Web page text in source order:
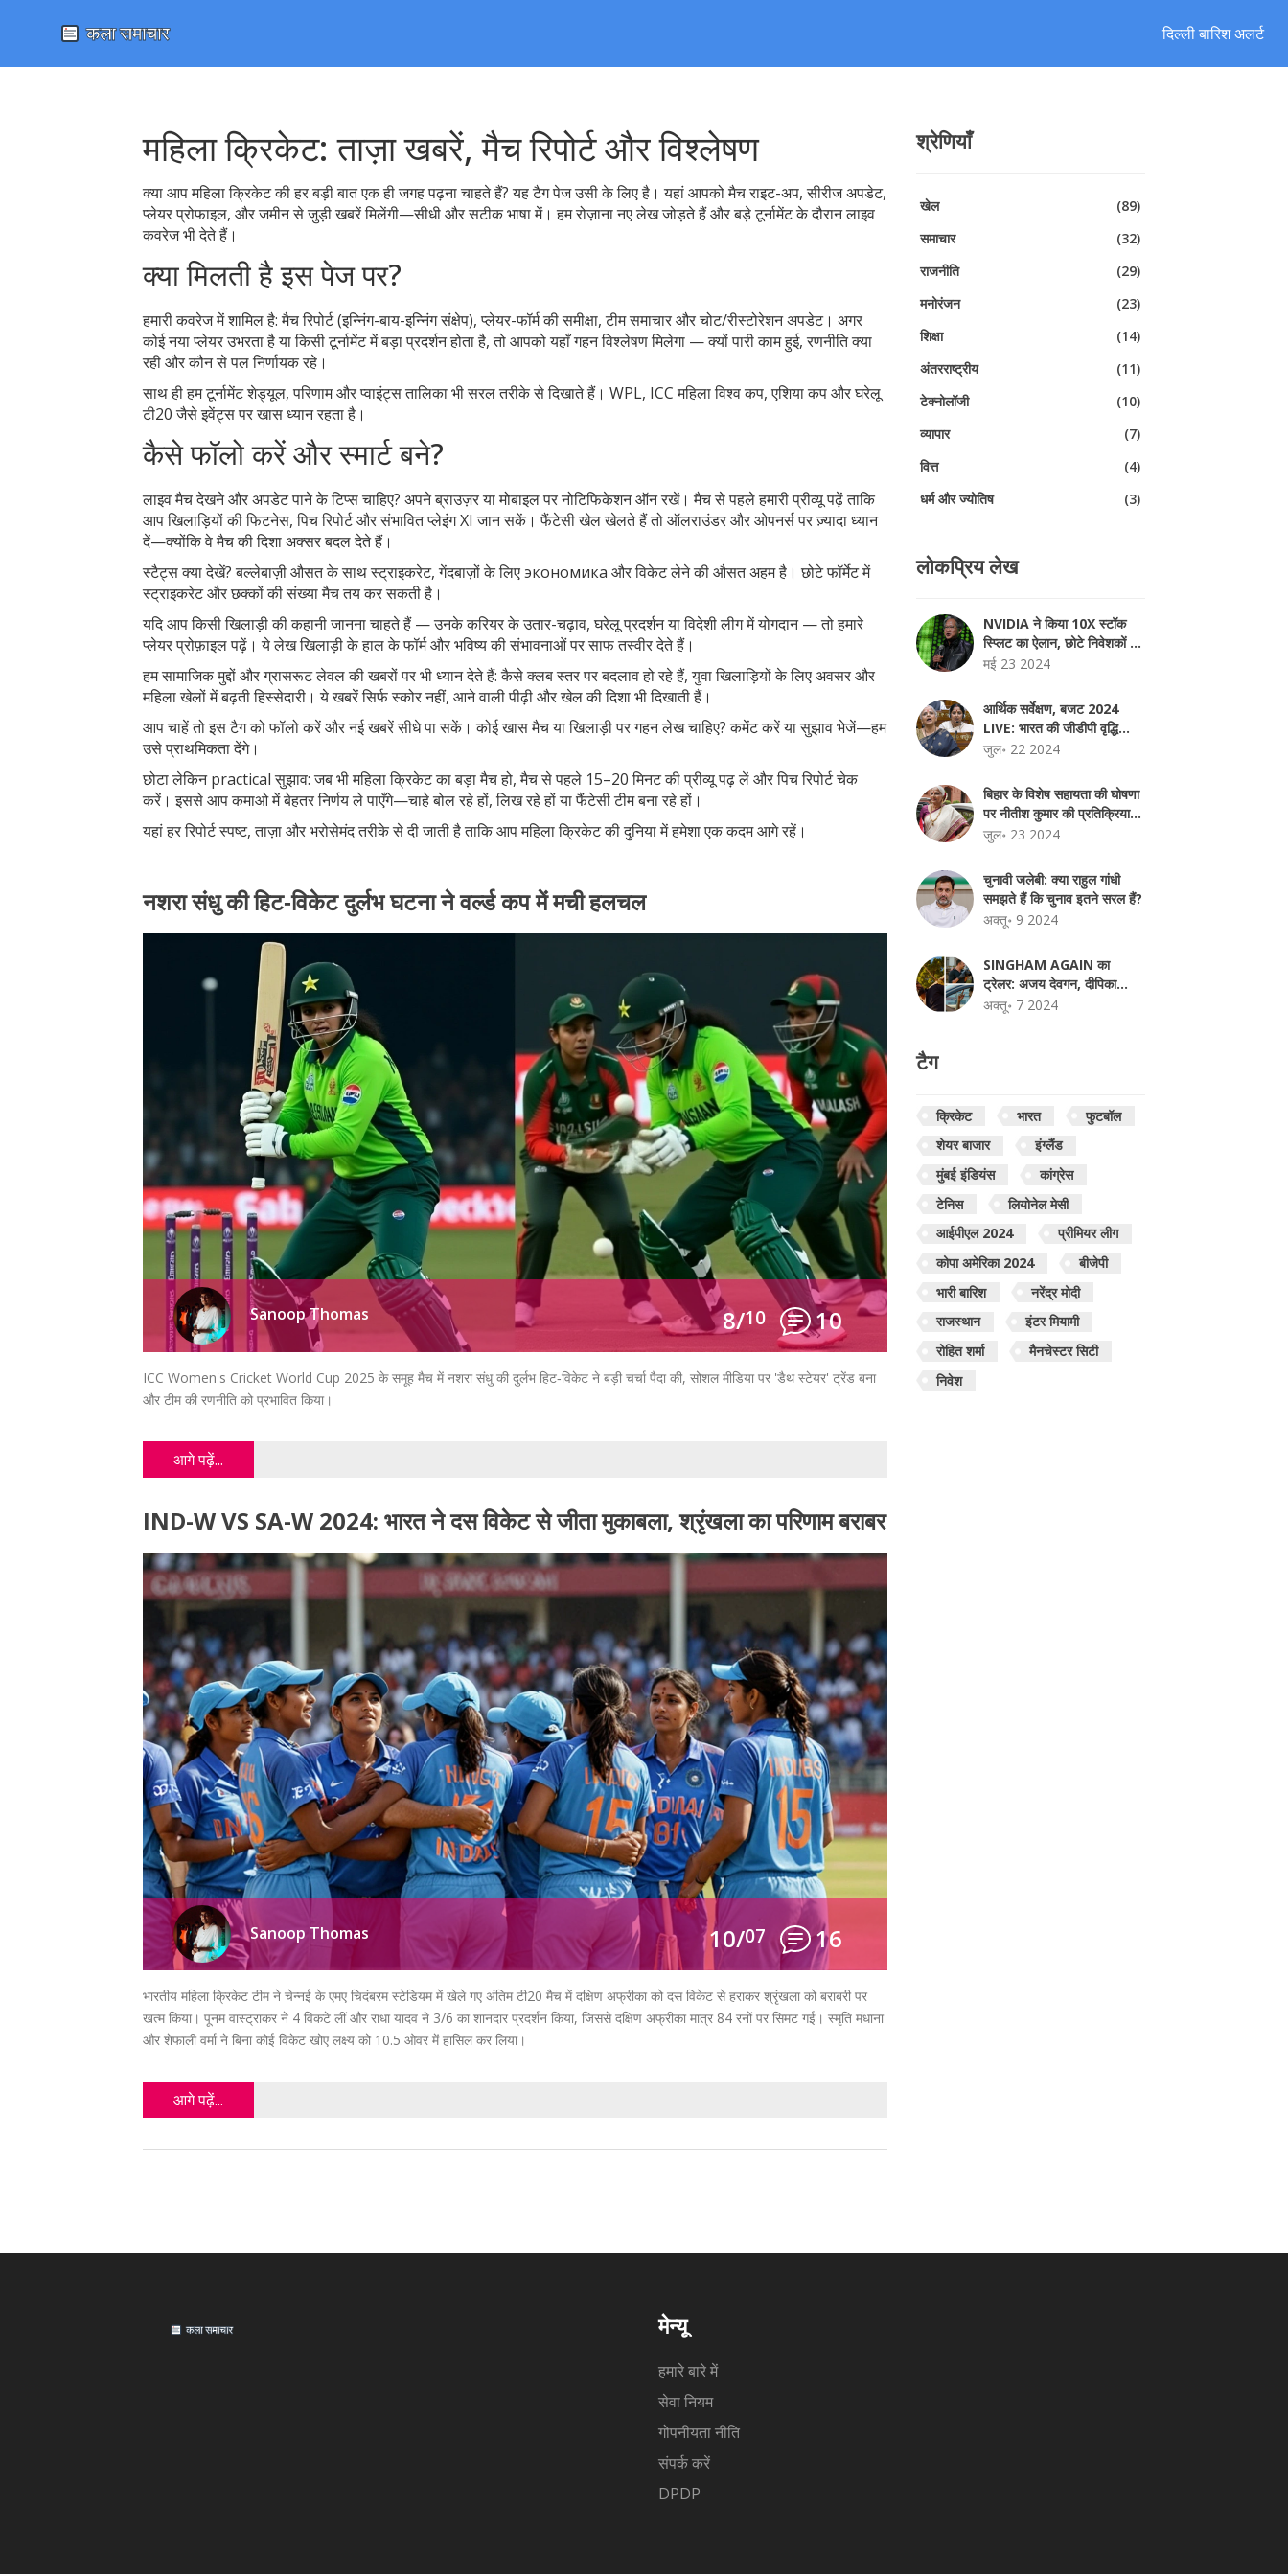
दिल्ली बारिश अलर्ट
महिला क्रिकेट: ताज़ा खबरें, मैच रिपोर्ट और विश्लेषण
क्या आप महिला क्रिकेट की हर बड़ी बात एक ही जगह पढ़ना चाहते हैं? यह टैग पेज उसी के लिए है। यहां आपको मैच राइट-अप, सीरीज अपडेट,
प्लेयर प्रोफाइल, और जमीन से जुड़ी खबरें मिलेंगी—सीधी और सटीक भाषा में। हम रोज़ाना नए लेख जोड़ते हैं और बड़े टूर्नामेंट के दौरान लाइव
कवरेज भी देते हैं।
क्या मिलती है इस पेज पर?
हमारी कवरेज में शामिल है: मैच रिपोर्ट (इन्निंग-बाय-इन्निंग संक्षेप), प्लेयर-फॉर्म की समीक्षा, टीम समाचार और चोट/रीस्टोरेशन अपडेट। अगर
कोई नया प्लेयर उभरता है या किसी टूर्नामेंट में बड़ा प्रदर्शन होता है, तो आपको यहाँ गहन विश्लेषण मिलेगा — क्यों पारी काम हुई, रणनीति क्या
रही और कौन से पल निर्णायक रहे।
साथ ही हम टूर्नामेंट शेड्यूल, परिणाम और प्वाइंट्स तालिका भी सरल तरीके से दिखाते हैं। WPL, ICC महिला विश्व कप, एशिया कप और घरेलू
टी20 जैसे इवेंट्स पर खास ध्यान रहता है।
कैसे फॉलो करें और स्मार्ट बने?
लाइव मैच देखने और अपडेट पाने के टिप्स चाहिए? अपने ब्राउज़र या मोबाइल पर नोटिफिकेशन ऑन रखें। मैच से पहले हमारी प्रीव्यू पढ़ें ताकि
आप खिलाड़ियों की फिटनेस, पिच रिपोर्ट और संभावित प्लेइंग XI जान सकें। फैंटेसी खेल खेलते हैं तो ऑलराउंडर और ओपनर्स पर ज़्यादा ध्यान
दें—क्योंकि वे मैच की दिशा अक्सर बदल देते हैं।
स्टैट्स क्या देखें? बल्लेबाज़ी औसत के साथ स्ट्राइकरेट, गेंदबाज़ों के लिए экономика और विकेट लेने की औसत अहम है। छोटे फॉर्मेट में
स्ट्राइकरेट और छक्कों की संख्या मैच तय कर सकती है।
यदि आप किसी खिलाड़ी की कहानी जानना चाहते हैं — उनके करियर के उतार-चढ़ाव, घरेलू प्रदर्शन या विदेशी लीग में योगदान — तो हमारे
प्लेयर प्रोफ़ाइल पढ़ें। ये लेख खिलाड़ी के हाल के फॉर्म और भविष्य की संभावनाओं पर साफ तस्वीर देते हैं।
हम सामाजिक मुद्दों और ग्रासरूट लेवल की खबरों पर भी ध्यान देते हैं: कैसे क्लब स्तर पर बदलाव हो रहे हैं, युवा खिलाड़ियों के लिए अवसर और
महिला खेलों में बढ़ती हिस्सेदारी। ये खबरें सिर्फ स्कोर नहीं, आने वाली पीढ़ी और खेल की दिशा भी दिखाती हैं।
आप चाहें तो इस टैग को फॉलो करें और नई खबरें सीधे पा सकें। कोई खास मैच या खिलाड़ी पर गहन लेख चाहिए? कमेंट करें या सुझाव भेजें—हम
उसे प्राथमिकता देंगे।
छोटा लेकिन practical सुझाव: जब भी महिला क्रिकेट का बड़ा मैच हो, मैच से पहले 15–20 मिनट की प्रीव्यू पढ़ लें और पिच रिपोर्ट चेक
करें। इससे आप कमाओ में बेहतर निर्णय ले पाएँगे—चाहे बोल रहे हों, लिख रहे हों या फैंटेसी टीम बना रहे हों।
यहां हर रिपोर्ट स्पष्ट, ताज़ा और भरोसेमंद तरीके से दी जाती है ताकि आप महिला क्रिकेट की दुनिया में हमेशा एक कदम आगे रहें।
नशरा संधु की हिट‑विकेट दुर्लभ घटना ने वर्ल्ड कप में मची हलचल
Sanoop Thomas 8/10 10
ICC Women's Cricket World Cup 2025 के समूह मैच में नशरा संधु की दुर्लभ हिट‑विकेट ने बड़ी चर्चा पैदा की, सोशल मीडिया पर 'डैथ स्टेयर' ट्रेंड बना
और टीम की रणनीति को प्रभावित किया।
आगे पढ़ें...
IND-W VS SA-W 2024: भारत ने दस विकेट से जीता मुकाबला, श्रृंखला का परिणाम बराबर
Sanoop Thomas 10/07 16
भारतीय महिला क्रिकेट टीम ने चेन्नई के एमए चिदंबरम स्टेडियम में खेले गए अंतिम टी20 मैच में दक्षिण अफ्रीका को दस विकेट से हराकर श्रृंखला को बराबरी पर
खत्म किया। पूनम वास्ट्राकर ने 4 विकटे लीं और राधा यादव ने 3/6 का शानदार प्रदर्शन किया, जिससे दक्षिण अफ्रीका मात्र 84 रनों पर सिमट गई। स्मृति मंधाना
और शेफाली वर्मा ने बिना कोई विकेट खोए लक्ष्य को 10.5 ओवर में हासिल कर लिया।
आगे पढ़ें...
श्रेणियाँ
खेल
(89)
समाचार
(32)
राजनीति
(29)
मनोरंजन
(23)
शिक्षा
(14)
अंतरराष्ट्रीय
(11)
टेक्नोलॉजी
(10)
व्यापार
(7)
वित्त
(4)
धर्म और ज्योतिष
(3)
लोकप्रिय लेख
NVIDIA ने किया 10X स्टॉक
स्प्लिट का ऐलान, छोटे निवेशकों के
लिए बड़ी खुशखबरी
मई 23 2024
आर्थिक सर्वेक्षण, बजट 2024
LIVE: भारत की जीडीपी वृद्धि
6.5-7% पर पहुंची
जुल॰ 22 2024
बिहार के विशेष सहायता की घोषणा
पर नीतीश कुमार की प्रतिक्रिया,
विशेष राज्य का दर्जा विवाद की जड़
जुल॰ 23 2024
चुनावी जलेबी: क्या राहुल गांधी
समझते हैं कि चुनाव इतने सरल हैं?
अक्तू॰ 9 2024
SINGHAM AGAIN का
ट्रेलर: अजय देवगन, दीपिका
पादुकोण, करीना कपूर और अक्षय
अक्तू॰ 7 2024
टैग
क्रिकेट भारत
फुटबॉल
शेयर बाजार
इंग्लैंड
मुंबई इंडियंस
कांग्रेस
टेनिस
लियोनेल मेसी
आईपीएल 2024
प्रीमियर लीग
कोपा अमेरिका 2024
बीजेपी
भारी बारिश
नरेंद्र मोदी
राजस्थान
इंटर मियामी
रोहित शर्मा
मैनचेस्टर सिटी
निवेश
मेन्यू
हमारे बारे में
सेवा नियम
गोपनीयता नीति
संपर्क करें
DPDP